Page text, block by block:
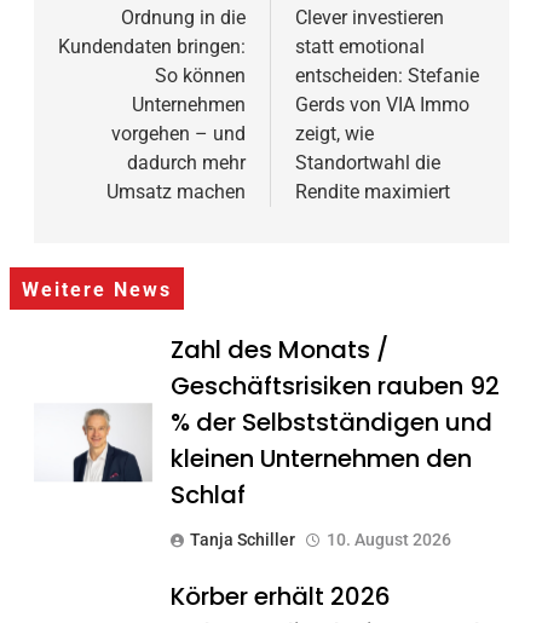
Ordnung in die
Kundendaten bringen:
So können
Unternehmen
vorgehen – und
dadurch mehr
Umsatz machen
Clever investieren
statt emotional
entscheiden: Stefanie
Gerds von VIA Immo
zeigt, wie
Standortwahl die
Rendite maximiert
Weitere News
Zahl des Monats /
Geschäftsrisiken rauben 92
% der Selbstständigen und
kleinen Unternehmen den
Schlaf
Tanja Schiller 10. August 2026
Körber erhält 2026